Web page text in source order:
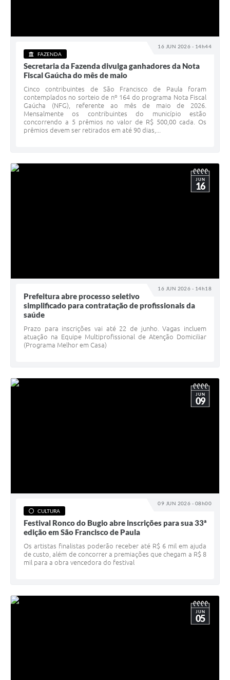
16 JUN 2026 - 14h44
FAZENDA
Secretaria da Fazenda divulga ganhadores da Nota
Fiscal Gaúcha do mês de maio
Cinco contribuintes de São Francisco de Paula foram
contemplados no sorteio de nº 164 do programa Nota Fiscal
Gaúcha (NFG), referente ao mês de maio de 2026.
Mensalmente os contribuintes do município estão
concorrendo a 5 prêmios no valor de R$ 500,00 cada. Os
prêmios devem ser retirados em até 90 dias,...
16 JUN 2026 - 14h18
JUN
16
Prefeitura abre processo seletivo
simplificado para contratação de profissionais da
saúde
Prazo para inscrições vai até 22 de junho. Vagas incluem
atuação na Equipe Multiprofissional de Atenção Domiciliar
(Programa Melhor em Casa)
09 JUN 2026 - 08h00
JUN
09
CULTURA
Festival Ronco do Bugio abre inscrições para sua 33ª
edição em São Francisco de Paula
Os artistas finalistas poderão receber até R$ 6 mil em ajuda
de custo, além de concorrer a premiações que chegam a R$ 8
mil para a obra vencedora do festival
JUN
05